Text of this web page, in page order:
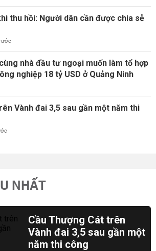
thu hồi: Người dân cần được chia sẻ
nhà đầu tư ngoại muốn làm tổ hợp
nghiệp 18 tỷ USD ở Quảng Ninh
Vành đai 3,5 sau gần một năm thi
NHẤT
Cầu Thượng Cát trên
Vành đai 3,5 sau gần một
năm thi công